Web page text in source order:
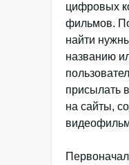
цифровых
фильмов.
найти
названию
присылать
на сайты,